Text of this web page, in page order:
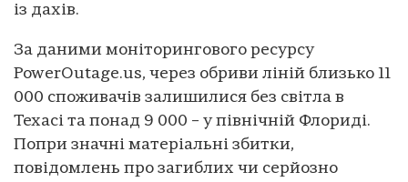
із дахів.
За даними моніторингового ресурсу
PowerOutage.us, через обриви ліній близько 11
000 споживачів залишилися без світла в
Техасі та понад 9 000 – у північній Флориді.
Попри значні матеріальні збитки,
повідомлень про загиблих чи серйозно